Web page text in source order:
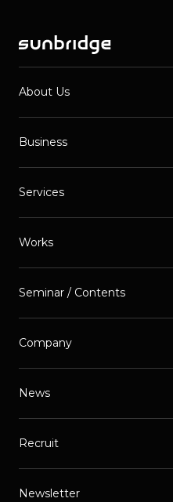
About Us
Business
Services
Works
Seminar / Contents
Company
News
Recruit
Newsletter